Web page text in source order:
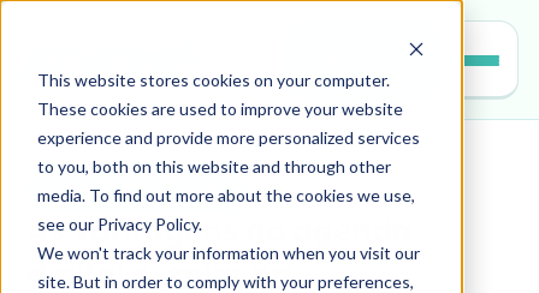
This website stores cookies on your computer.
These cookies are used to improve your website
experience and provide more personalized services
to you, both on this website and through other
media. To find out more about the cookies we use,
see our Privacy Policy.
We won't track your information when you visit our
site. But in order to comply with your preferences,
gestao-escolar
As vantagens da agenda
digital escolar na